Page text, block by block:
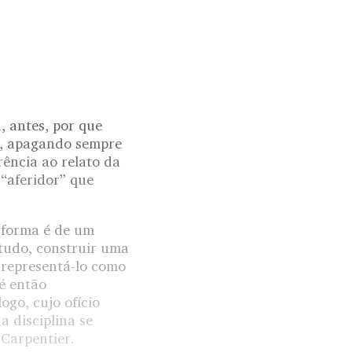
antes, por que
apagando sempre
ao relato da
que
é de um
construir uma
lo como
então
cujo ofício
disciplina se